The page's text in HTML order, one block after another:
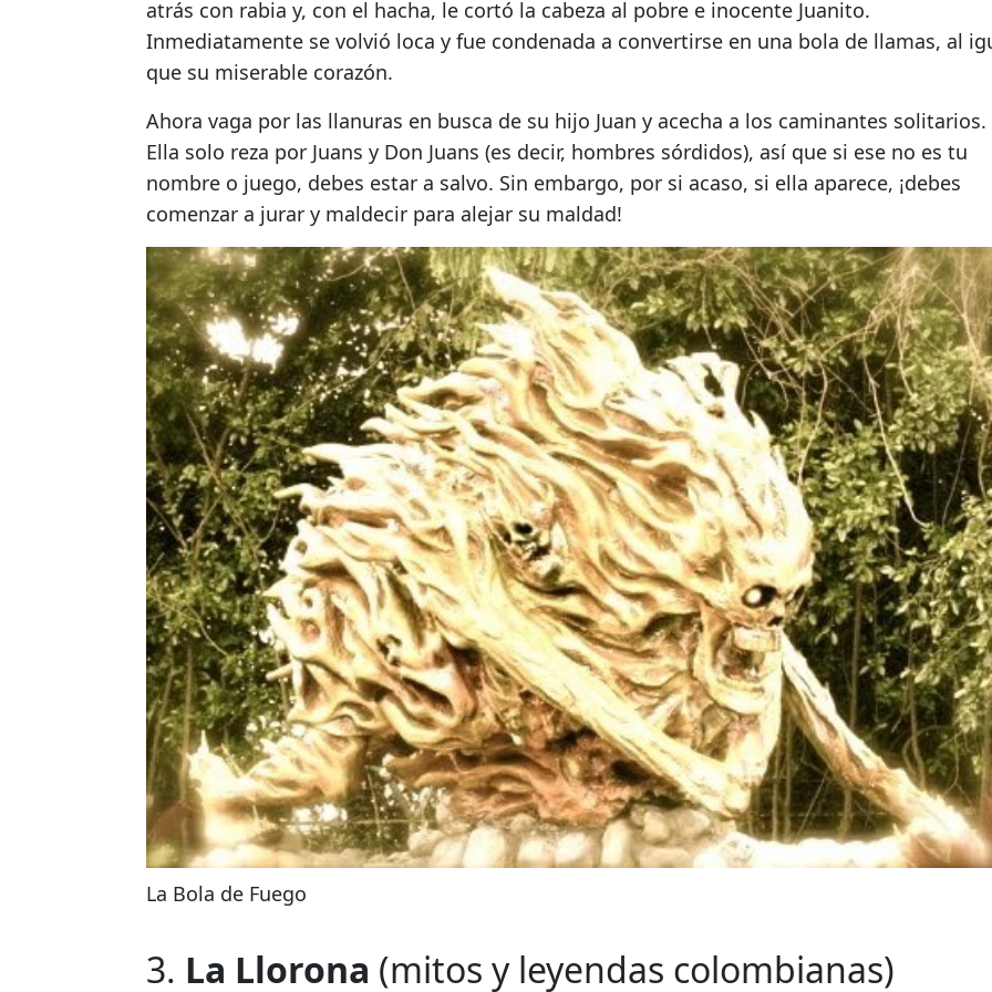
atrás con rabia y, con el hacha, le cortó la cabeza al pobre e inocente Juanito.
Inmediatamente se volvió loca y fue condenada a convertirse en una bola de llamas, al
que su miserable corazón.
Ahora vaga por las llanuras en busca de su hijo Juan y acecha a los caminantes solitarios.
Ella solo reza por Juans y Don Juans (es decir, hombres sórdidos), así que si ese no es tu
nombre o juego, debes estar a salvo. Sin embargo, por si acaso, si ella aparece, ¡debes
comenzar a jurar y maldecir para alejar su maldad!
La Bola de Fuego
3. La Llorona (mitos y leyendas colombianas)